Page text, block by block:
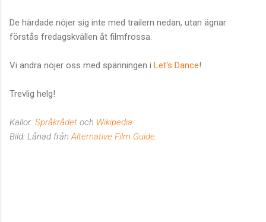
De härdade nöjer sig inte med trailern nedan, utan ägnar
förstås fredagskvällen åt filmfrossa.
Vi andra nöjer oss med spänningen i Let's Dance!
Trevlig helg!
Källor: Språkrådet och Wikipedia
Bild: Lånad från Alternative Film Guide